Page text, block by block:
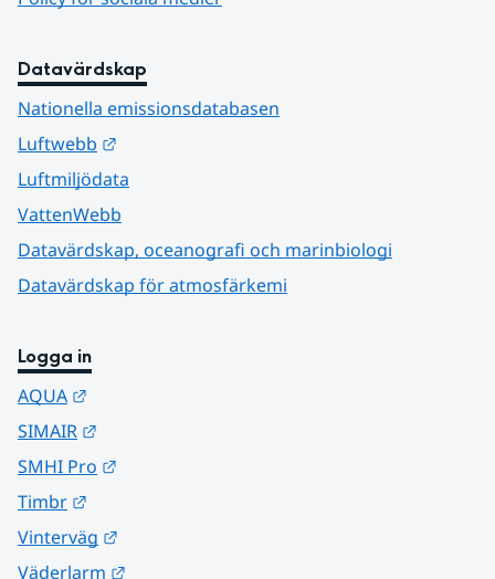
Datavärdskap
Nationella emissionsdatabasen
Luftwebb
Luftmiljödata
VattenWebb
Datavärdskap, oceanografi och marinbiologi
Datavärdskap för atmosfärkemi
Logga in
AQUA
SIMAIR
SMHI Pro
Timbr
Vinterväg
Väderlarm